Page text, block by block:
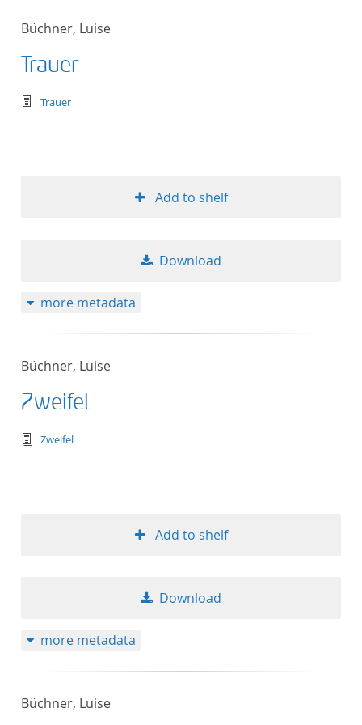
Büchner, Luise
Trauer
text/tg.edition+tg.aggregation+xml
Trauer
Add to shelf
Download
more metadata
Büchner, Luise
Zweifel
text/tg.edition+tg.aggregation+xml
Zweifel
Add to shelf
Download
more metadata
Büchner, Luise